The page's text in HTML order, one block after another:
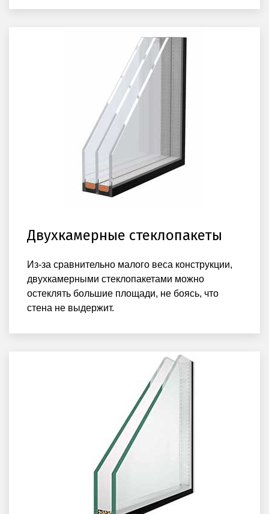
Двухкамерные стеклопакеты
Из-за сравнительно малого веса конструкции,
двухкамерными стеклопакетами можно
остеклять большие площади, не боясь, что
стена не выдержит.